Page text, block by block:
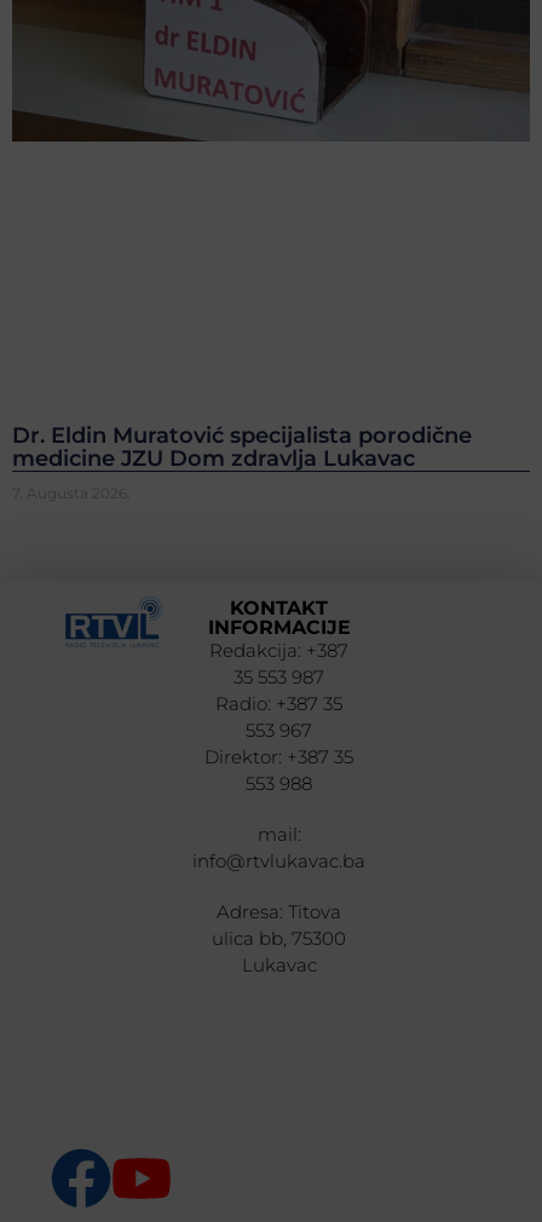
Dr. Eldin Muratović specijalista porodične
medicine JZU Dom zdravlja Lukavac
7. Augusta 2026.
KONTAKT
INFORMACIJE
Redakcija: +387
35 553 987
Radio: +387 35
553 967
Direktor: +387 35
553 988
mail:
info@rtvlukavac.ba
Adresa: Titova
ulica bb, 75300
Lukavac